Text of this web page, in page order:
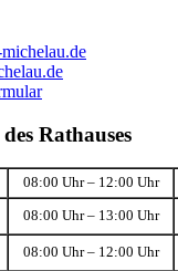
Rathauses
08:00 Uhr – 12:00 Uhr
08:00 Uhr – 13:00 Uhr
08:00 Uhr – 12:00 Uhr